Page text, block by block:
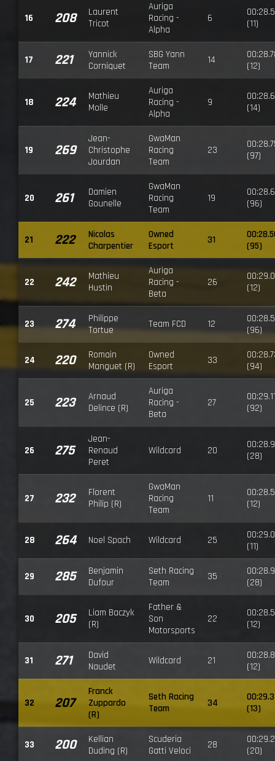
16 208
Laurent
Tricot
Auriga
Racing -
Alpha
6
(11)
17 221
Yannick
Corniquet
SBG Yann
Team
14
(12)
18 224
Mathieu
Molle
Auriga
Racing -
Alpha
9
(14)
19 269
Jean-
Christophe
Jourdan
GwaMan
Racing
Team
23
(97)
20 261
Damien
Gounelle
GwaMan
Racing
Team
19
(96)
21 222
Nicolas
Charpentier
Owned
Esport
31
(95)
22 242
Mathieu
Hustin
Auriga
Racing -
Beta
26
(12)
23 274
Philippe
Tortue
Team FCD 12
(96)
24 220
Romain
Manguet (R)
Owned
Esport
33
(94)
25 223
Arnaud
Delince (R)
Auriga
Racing -
Beta
27
(92)
26 275
Jean-
Renaud
Peret
Wildcard 20
(28)
27 232
Florent
Philip (R)
GwaMan
Racing
Team
11
(12)
28 264 Noel Spach Wildcard 25
(11)
29 285
Benjamin
Dufour
Seth Racing
Team
35
(28)
30 205
Liam Baczyk
(R)
Father &
Son
Motorsports
22
(12)
31 271
David
Naudet
Wildcard 21
(12)
32 207
Franck
Zuppardo
(R)
Seth Racing
Team
34
(13)
33 200
Kellian
Duding (R)
Scuderia
Gatti Veloci
28
(20)